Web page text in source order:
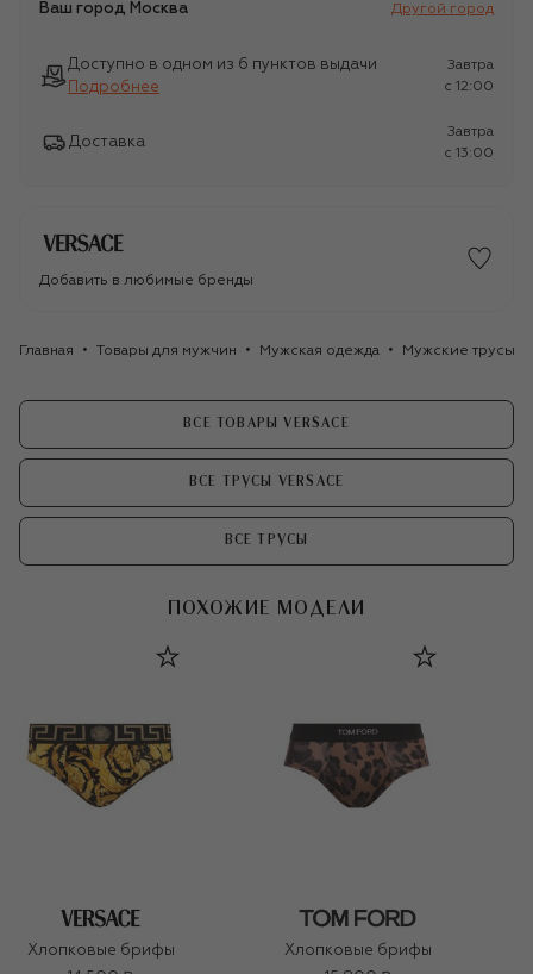
Ваш город Москва Другой город
Доступно в одном из 6 пунктов выдачи
Подробнее
Завтра
c 12:00
Доставка
Завтра
c 13:00
Добавить в любимые бренды
Главная Товары для мужчин Мужская одежда Мужские трусы
ВСЕ ТОВАРЫ VERSACE
ВСЕ ТРУСЫ VERSACE
ВСЕ ТРУСЫ
ПОХОЖИЕ МОДЕЛИ
Хлопковые брифы
Хлопковые брифы